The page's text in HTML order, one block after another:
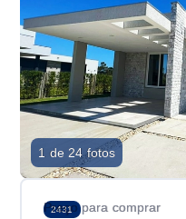
1 de 24 fotos
2431
Preço para comprar